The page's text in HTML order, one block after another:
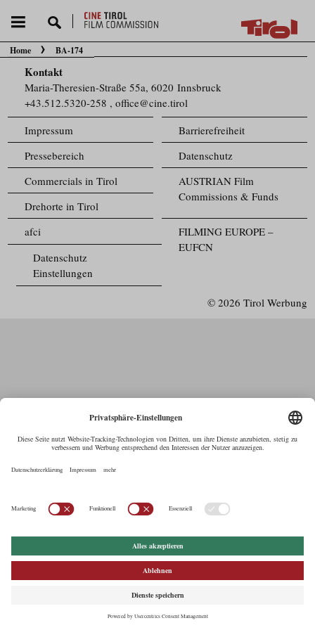
Sie befinden sich hier:
Home BA-174
Kontakt
Maria-Theresien-Straße 55a, 6020 Innsbruck
+43.512.5320-258 ,office@cine.tirol
Impressum
Barrierefreiheit
Pressebereich
Datenschutz
Commercials in Tirol
AUSTRIAN Film
Commissions & Funds
Drehorte in Tirol
FILMING EUROPE –
EUFCN
afci
Datenschutz
Einstellungen
© 2026 Tirol Werbung